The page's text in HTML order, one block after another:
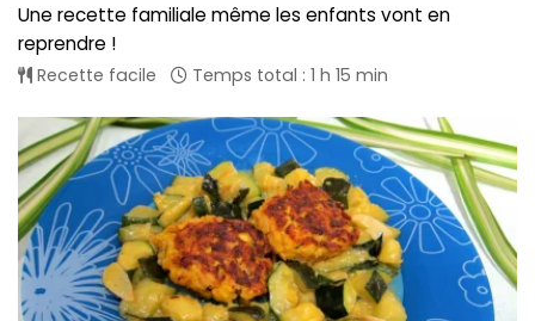
Une recette familiale même les enfants vont en
reprendre !
Recette facile Temps total : 1 h 15 min